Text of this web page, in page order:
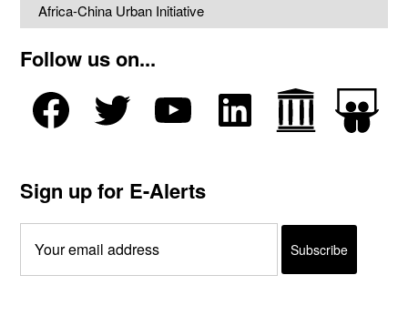
Africa-China Urban Initiative
Follow us on...
Sign up for E-Alerts